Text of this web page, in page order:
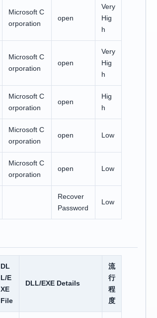
Microsoft C
orporation
open
Very
Hig
h
Microsoft C
orporation
open
Very
Hig
h
Microsoft C
orporation
open
Hig
h
Microsoft C
orporation
open Low
Microsoft C
orporation
open Low
Recover
Password
Low
DL
L/E
XE
File
DLL/EXE Details
流
行
程
度